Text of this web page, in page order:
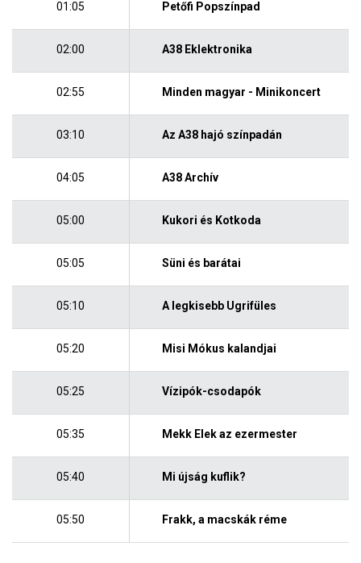
01:05 Petőfi Popszínpad
02:00 A38 Eklektronika
02:55 Minden magyar - Minikoncert
03:10 Az A38 hajó színpadán
04:05 A38 Archív
05:00 Kukori és Kotkoda
05:05 Süni és barátai
05:10 A legkisebb Ugrifüles
05:20 Misi Mókus kalandjai
05:25 Vízipók-csodapók
05:35 Mekk Elek az ezermester
05:40 Mi újság kuflik?
05:50 Frakk, a macskák réme